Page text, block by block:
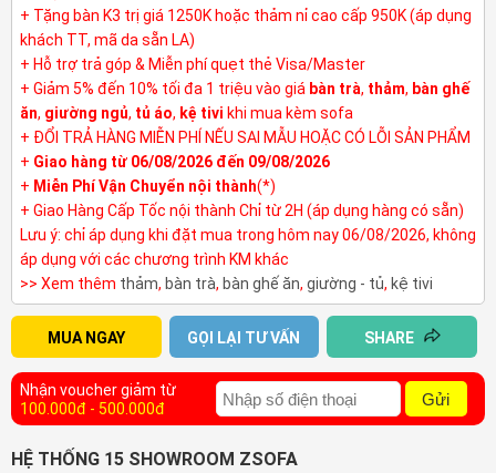
+ Tặng bàn K3 trị giá 1250K hoặc thảm nỉ cao cấp 950K (áp dụng
khách TT, mã da sẵn LA)
+ Hỗ trợ trả góp & Miễn phí quẹt thẻ Visa/Master
+ Giảm 5% đến 10% tối đa 1 triệu vào giá bàn trà, thảm, bàn ghế
ăn, giường ngủ, tủ áo, kệ tivi khi mua kèm sofa
+ ĐỔI TRẢ HÀNG MIỄN PHÍ NẾU SAI MẪU HOẶC CÓ LỖI SẢN PHẨM
+ Giao hàng từ 06/08/2026 đến 09/08/2026
+ Miễn Phí Vận Chuyển nội thành(*)
+ Giao Hàng Cấp Tốc nội thành Chỉ từ 2H (áp dụng hàng có sẵn)
Lưu ý: chỉ áp dụng khi đặt mua trong hôm nay 06/08/2026, không
áp dụng với các chương trình KM khác
>> Xem thêm thảm, bàn trà, bàn ghế ăn, giường - tủ, kệ tivi
MUA NGAY GỌI LẠI TƯ VẤN SHARE
Nhận voucher giảm từ
100.000đ - 500.000đ
Gửi
HỆ THỐNG 15 SHOWROOM ZSOFA